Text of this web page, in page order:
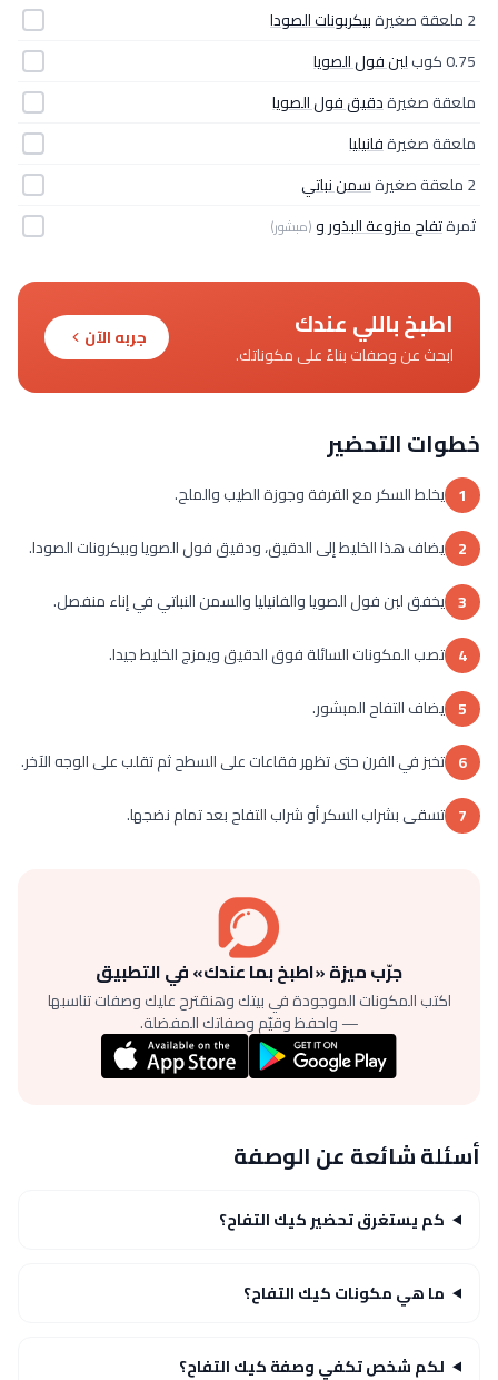
2 ملعقة صغيرة
بيكربونات الصودا
0.75 كوب
لبن فول الصويا
ملعقة صغيرةدقيق فول الصويا
ملعقة صغيرةفانيليا
2 ملعقة صغيرة
سمن نباتي
ثمرةتفاح منزوعة البذور و(مبشور)
اطبخ باللي عندك
ابحث عن وصفات بناءً على مكوناتك.
جربه الآن
خطوات التحضير
1 يخلط السكر مع القرفة وجوزة الطيب والملح.
2 يضاف هذا الخليط إلى الدقيق، ودقيق فول الصويا وبيكرونات الصودا.
3 يخفق لبن فول الصويا والفانيليا والسمن النباتي في إناء منفصل.
4 تصب المكونات السائلة فوق الدقيق ويمزج الخليط جيدا.
5 يضاف التفاح المبشور.
6 تخبز في الفرن حتى تظهر فقاعات على السطح ثم تقلب على الوجه الآخر.
7 تسقى بشراب السكر أو شراب التفاح بعد تمام نضجها.
جرّب ميزة «اطبخ بما عندك» في التطبيق
اكتب المكونات الموجودة في بيتك وهنقترح عليك وصفات تناسبها
— واحفظ وقيّم وصفاتك المفضلة.
أسئلة شائعة عن الوصفة
كم يستغرق تحضير كيك التفاح؟
ما هي مكونات كيك التفاح؟
لكم شخص تكفي وصفة كيك التفاح؟